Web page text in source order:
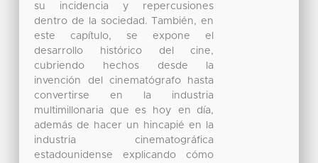
su incidencia y repercusiones
dentro de la sociedad. También, en
este capítulo, se expone el
desarrollo histórico del cine,
cubriendo hechos desde la
invención del cinematógrafo hasta
convertirse en la industria
multimillonaria que es hoy en día,
además de hacer un hincapié en la
industria cinematográfica
estadounidense explicando cómo